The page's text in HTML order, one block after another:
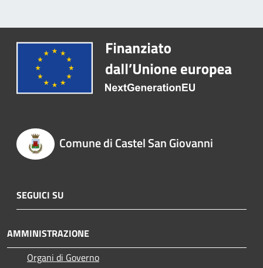
Comune di Castel San Giovanni
SEGUICI SU
AMMINISTRAZIONE
Organi di Governo